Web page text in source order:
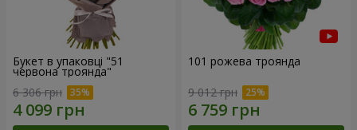
Букет в упаковці "51
червона троянда"
6 306 грн
101 рожева троянда
9 012 грн